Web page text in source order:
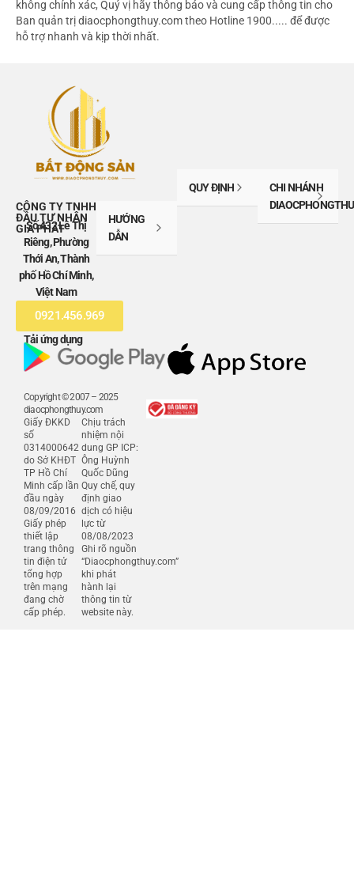
không chính xác, Quý vị hãy thông báo và cung cấp thông tin cho
Ban quản trị diaocphongthuy.com theo Hotline 1900..... để được
hỗ trợ nhanh và kịp thời nhất.
CÔNG TY TNHH
ĐẦU TƯ NHÂN
GIA PHÁT
Số 432 Lê Thị
Riêng, Phường
Thới An, Thành
phố Hồ Chí Minh,
Việt Nam
0921.456.969
HƯỚNG
DẪN
QUY ĐỊNH
CHI NHÁNH
Tải ứng dụng
Copyright © 2007 – 2025
diaocphongthuy.com
Giấy ĐKKD
số
0314000642
do Sở KHĐT
TP Hồ Chí
Minh cấp lần
đầu ngày
08/09/2016
Giấy phép
thiết lập
trang thông
tin điện tử
tổng hợp
trên mạng
đang chờ
cấp phép.
Chịu trách
nhiệm nội
dung GP ICP:
Ông Huỳnh
Quốc Dũng
Quy chế, quy
định giao
dịch có hiệu
lực từ
08/08/2023
Ghi rõ nguồn
“Diaocphongthuy.com”
khi phát
hành lại
thông tin từ
website này.